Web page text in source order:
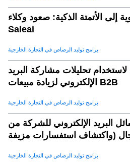
إلى الأتمتة الذكية: صعود وكلاء
Saleai
برامج توليد الرصاص في التجارة الخارجية
طرق لاستخدام تحليلات مشاركة البريد
الإلكتروني لزيادة مبيعات B2B
برامج توليد الرصاص في التجارة الخارجية
البريد الإلكتروني للشركة من
برامج توليد الرصاص في التجارة الخارجية